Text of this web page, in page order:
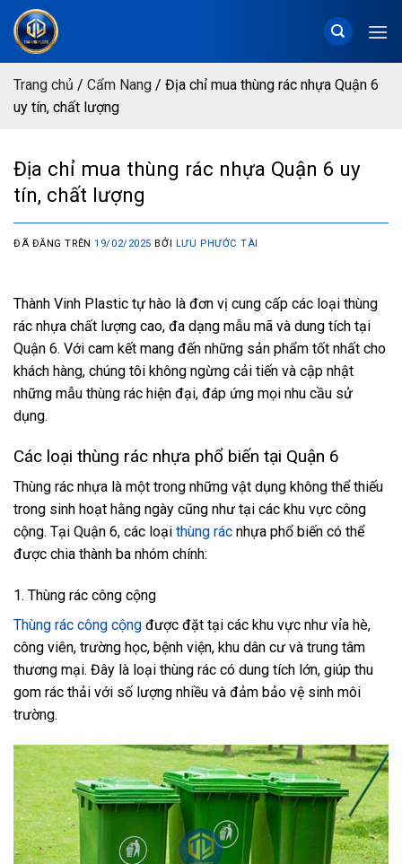
Chuyển
đến
dungTrang chủ / Cẩm Nang / Địa chỉ mua thùng rác nhựa Quận 6
uy tín, chất lượng
Địa chỉ mua thùng rác nhựa Quận 6 uy
tín, chất lượng
ĐÃ ĐĂNG TRÊN19/02/2025 BỞI LƯU PHƯỚC TÀI
Thành Vinh Plastic tự hào là đơn vị cung cấp các loại thùng
rác nhựa chất lượng cao, đa dạng mẫu mã và dung tích tại
Quận 6. Với cam kết mang đến những sản phẩm tốt nhất cho
khách hàng, chúng tôi không ngừng cải tiến và cập nhật
những mẫu thùng rác hiện đại, đáp ứng mọi nhu cầu sử
dụng.
Các loại thùng rác nhựa phổ biến tại Quận 6
Thùng rác nhựa là một trong những vật dụng không thể thiếu
trong sinh hoạt hằng ngày cũng như tại các khu vực công
cộng. Tại Quận 6, các loại thùng rác nhựa phổ biến có thể
được chia thành ba nhóm chính:
1. Thùng rác công cộng
Thùng rác công cộng được đặt tại các khu vực như vỉa hè,
công viên, trường học, bệnh viện, khu dân cư và trung tâm
thương mại. Đây là loại thùng rác có dung tích lớn, giúp thu
gom rác thải với số lượng nhiều và đảm bảo vệ sinh môi
trường.